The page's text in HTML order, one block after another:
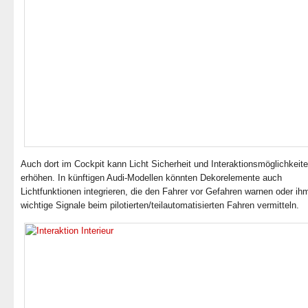
Auch dort im Cockpit kann Licht Sicherheit und
erhöhen. In künftigen Audi-Modellen könnten Dekorelemente auch
Lichtfunktionen integrieren, die den Fahrer vor Gefahren warnen oder
wichtige Signale beim pilotierten/teilautomatisierten Fahren vermitteln.